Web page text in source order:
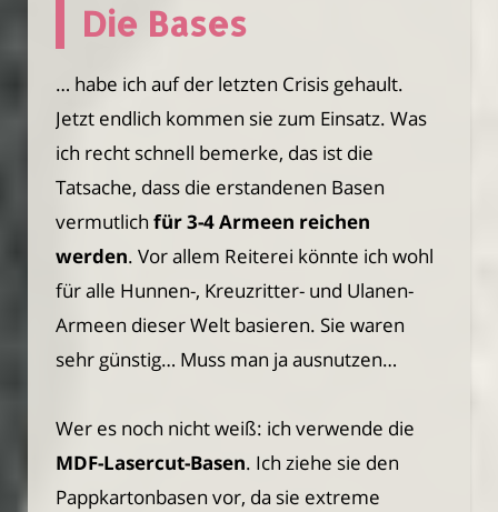
Die Bases
… habe ich auf der letzten Crisis gehault.
Jetzt endlich kommen sie zum Einsatz. Was
ich recht schnell bemerke, das ist die
Tatsache, dass die erstandenen Basen
vermutlich für 3-4 Armeen reichen
werden. Vor allem Reiterei könnte ich wohl
für alle Hunnen-, Kreuzritter- und Ulanen-
Armeen dieser Welt basieren. Sie waren
sehr günstig… Muss man ja ausnutzen…
Wer es noch nicht weiß: ich verwende die
MDF-Lasercut-Basen. Ich ziehe sie den
Pappkartonbasen vor, da sie extreme